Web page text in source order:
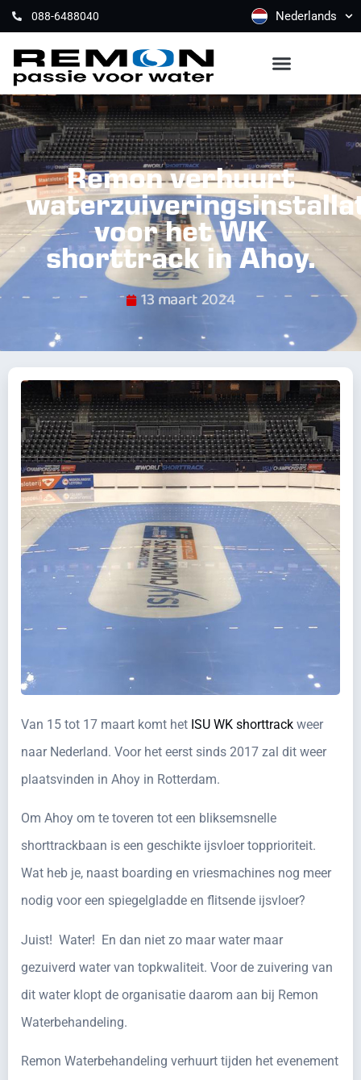
088-6488040 Nederlands
Remon verhuurt
voor het WK
shorttrack in Ahoy.
13 maart 2024
Van 15 tot 17 maart komt het ISU WK shorttrack weer
naar Nederland. Voor het eerst sinds 2017 zal dit weer
plaatsvinden in Ahoy in Rotterdam.
Om Ahoy om te toveren tot een bliksemsnelle
shorttrackbaan is een geschikte ijsvloer topprioriteit.
Wat heb je, naast boarding en vriesmachines nog meer
nodig voor een spiegelgladde en flitsende ijsvloer?
Juist! Water! En dan niet zo maar water maar
gezuiverd water van topkwaliteit. Voor de zuivering van
dit water klopt de organisatie daarom aan bij Remon
Waterbehandeling.
Remon Waterbehandeling verhuurt tijden het evenement